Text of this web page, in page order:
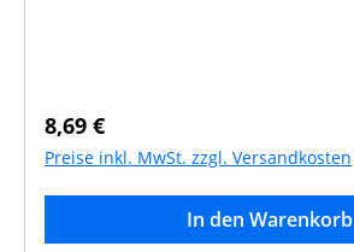
Regulärer Preis:
8,69 €
Preise inkl. MwSt. zzgl. Versandkosten
In den Warenkorb